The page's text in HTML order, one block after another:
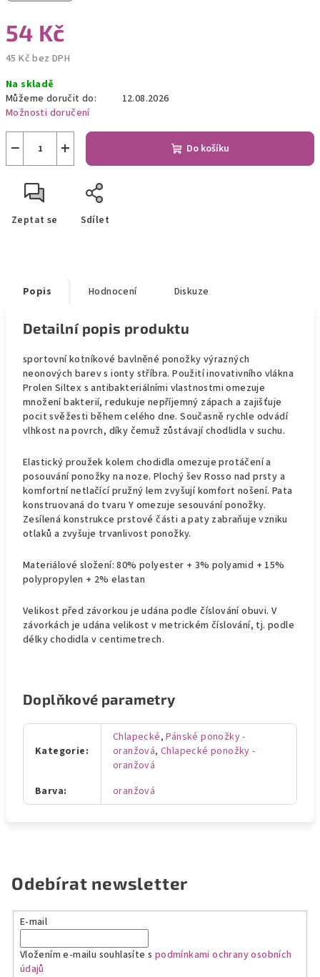
54 Kč
45 Kč bez DPH
cena:
Na skladě
Můžeme doručit do:
12.08.2026
Možnosti doručení
+
− Do košíku
Zeptat se Sdílet
Popis Hodnocení Diskuze
Detailní popis produktu
sportovní kotníkové bavlněné ponožky výrazných
neonových barev s ionty stříbra. Použití inovativního vlákna
Prolen Siltex s antibakteriálními vlastnostmi omezuje
množení bakterií, redukuje nepříjemný zápach a zajišťuje
pocit svěžesti během celého dne. Současně rychle odvádí
vlhkost na povrch, díky čemuž zůstávají chodlidla v suchu.
Elastický proužek kolem chodidla omezuje protáčení a
posouvání ponožky na noze. Plochý šev Rosso nad prsty a
komfortní netlačící pružný lem zvyšují komfort nošení. Pata
konstruovaná do tvaru Y omezuje sesouvání ponožky.
Zesílená konstrukce prstové části a paty zabraňuje vzniku
otlaků a zvyšuje trvanlivost ponožky.
Materiálové složení: 80% polyester + 3% polyamid + 15%
polypropylen + 2% elastan
Velikost před závorkou je udána podle číslování obuvi. V
závorkách je udána velikost v metrickém číslování, tj. podle
délky chodidla v centimetrech.
Doplňkové parametry
Kategorie:
Chlapecké,Pánské ponožky -
oranžová,Chlapecké ponožky -
oranžová
Barva: oranžová
Odebírat newsletter
E-mail
Vložením e-mailu souhlasíte s podmínkami ochrany osobních
údajů